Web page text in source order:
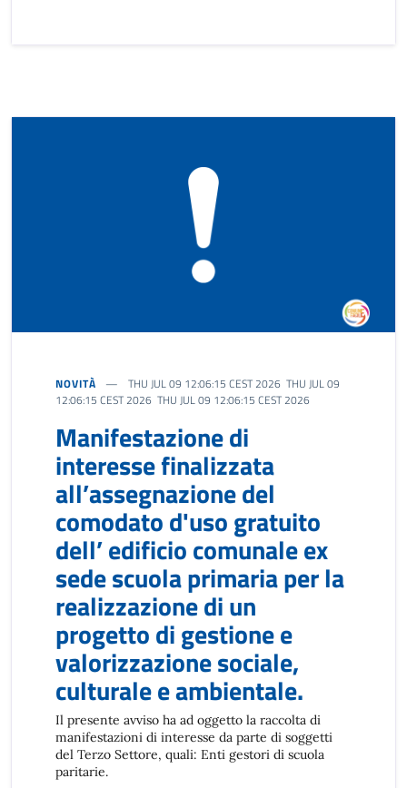
NOVITÀ
THU JUL 09 12:06:15 CEST 2026 THU JUL 09
12:06:15 CEST 2026 THU JUL 09 12:06:15 CEST 2026
Manifestazione di
interesse finalizzata
all’assegnazione del
comodato d'uso gratuito
dell’ edificio comunale ex
sede scuola primaria per la
realizzazione di un
progetto di gestione e
valorizzazione sociale,
culturale e ambientale.
Il presente avviso ha ad oggetto la raccolta di
manifestazioni di interesse da parte di soggetti
del Terzo Settore, quali: Enti gestori di scuola
paritarie.